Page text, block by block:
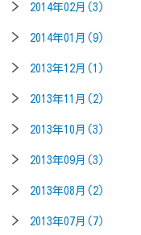
2014年02月(3)
2014年01月(9)
2013年12月(1)
2013年11月(2)
2013年10月(3)
2013年09月(3)
2013年08月(2)
2013年07月(7)